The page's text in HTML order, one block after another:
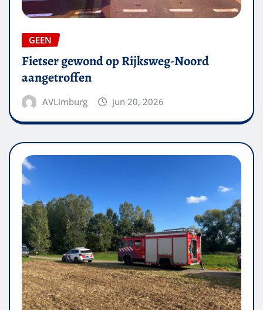
GEEN
Fietser gewond op Rijksweg-Noord
aangetroffen
AVLimburg jun 20, 2026